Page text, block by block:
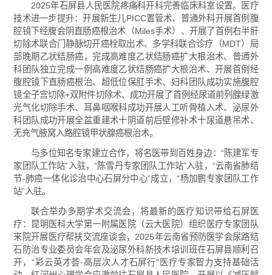
2025年石屏县人民医院疼痛科开科完善临床科室设置。医疗
技术进一步提升：开展新生儿PICC置管术、普通外科开展首例腹
腔镜下经腹会阴直肠癌根治术（Miles手术）、开展了首例右半肝
切除术联合门静脉切开癌栓取出术、多学科联合诊疗（MDT）局
部晚期乙状结肠癌，完成高难度乙状结肠癌扩大根治术、普通外
科团队独立完成一例高难度乙状结肠癌扩大根治术、开展首例经
腹腔镜下直肠癌根治、超低位保肛手术、妇科团队成功实施腹腔
镜全子宫切除+双附件切除术、成功开展了首例经尿道前列腺绿激
光气化切除手术、耳鼻咽喉科成功开展人工听骨植入术、泌尿外
科团队成功开展全盆重建术十阴道前后壁修补术十尿道悬吊术、
无充气腋窝入路腔镜甲状腺癌根治术。
与多位知名专家建立合作，将名医带到百姓身边：“陈建军专
家团队工作站”入驻，“陈雪丹专家团队工作站”入驻，“云南省肺结
节-肺癌一体化诊治中心石屏分中心”成立，“杨加鹏专家团队工作
站”入驻。
联合举办多期学术交流会，将最新的医疗知识带给石屏医
疗：昆明医科大学第一附属医院（云大医院）组织医疗专家团队
来院开展医疗帮扶交流座谈会，2025年云南省预防医学会尿路结
石防治专业委员会年会及泌尿外科新技术培训班在石屏县顺利召
开，“彩云英才荟·高层次人才石屏行”医疗专家智力支持基础活